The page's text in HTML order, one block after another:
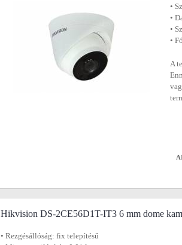
•
•
•
•
A
Hikvision DS-2CE56D1T-IT3 6 mm dome
• Rezgésállóság: fix telepítésű